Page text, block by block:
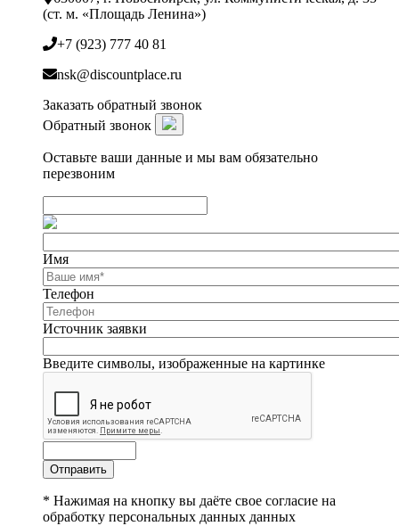
(ст. м. «Площадь Ленина»)
+7 (923) 777 40 81
nsk@discountplace.ru
Заказать обратный звонок
Обратный звонок
Оставьте ваши данные и мы вам обязательно
перезвоним
Имя
Телефон
Источник заявки
Введите символы, изображенные на картинке
Отправить
* Нажимая на кнопку вы даёте свое согласие на
обработку персональных данных данных